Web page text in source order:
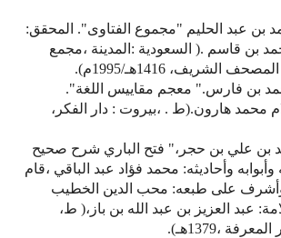
أحمد بن عبد الحليم "مجموع الفتاوى". المحقق:
بن قاسم .( السعودية :المدينة ،مجمع
الشريف، 1416هـ/1995م).
بن فارس." معجم مقاييس اللغة".
محمد هارون.(ط . ،بيروت : دار الفكر،
بن علي بن حجر،" فتح الباري شرح صحيح
وأحاديثه: محمد فؤاد عبد الباقي ،قام
على طبعه: محب الدين الخطيب
عبد العزيز بن عبد الله بن باز،( ط،
،1379هـ).